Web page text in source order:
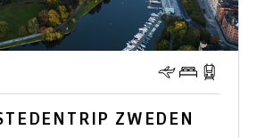
ZWEDEN